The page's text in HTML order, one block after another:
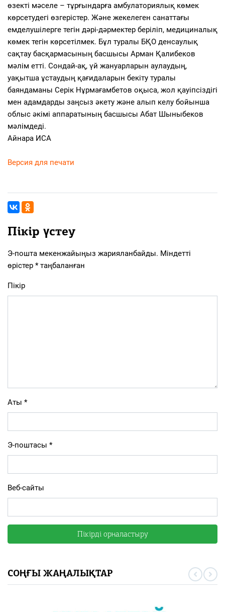
өзекті мәселе – тұрғындарға амбулаториялық көмек
көрсетудегі өзгерістер. Және жекелеген санаттағы
емделушілерге тегін дәрі-дәрмектер беріліп, медициналық
көмек тегін көрсетілмек. Бұл туралы БҚО денсаулық
сақтау басқармасының басшысы Арман Қалибеков
мәлім етті. Сондай-ақ, үй жануарларын аулаудың,
уақытша ұстаудың қағидаларын бекіту туралы
баяндаманы Серік Нұрмағамбетов оқыса, жол қауіпсіздігі
мен адамдарды заңсыз әкету және алып келу бойынша
облыс әкімі аппаратының басшысы Абат Шыныбеков
мәлімдеді.
Айнара ИСА
Версия для печати
Пікір үстеу
Э-пошта мекенжайыңыз жарияланбайды. Міндетті
өрістер *таңбаланған
Пікір
Аты *
Э-поштасы *
Веб-сайты
СОҢҒЫ ЖАҢАЛЫҚТАР